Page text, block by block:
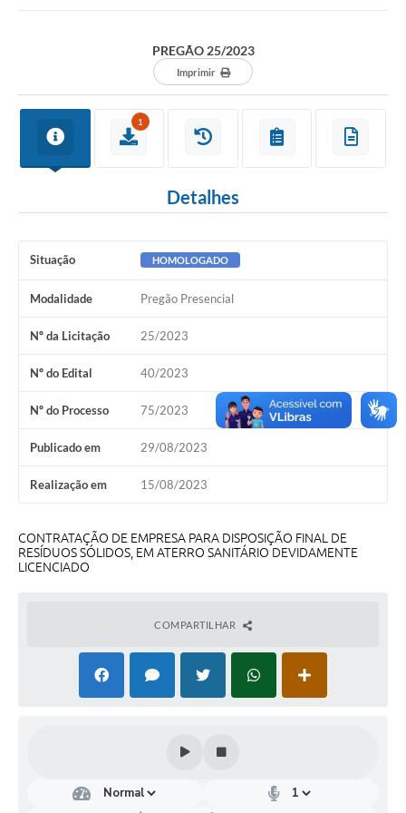
Ouvidoria
Conselhos
Plano Diretor de Tecnologia da Informação
Telefones Úteis
Sites utilitarios
Plantão Farmácias e Saúde
Coleta de exames laboratoriais
FAQ / Perguntas e Respostas Frequentes
PREGÃO 25/2023
Imprimir
1
Detalhes
Situação HOMOLOGADO
Modalidade Pregão Presencial
Nº da Licitação 25/2023
Nº do Edital 40/2023
Nº do Processo 75/2023
Publicado em 29/08/2023
Realização em 15/08/2023
CONTRATAÇÃO DE EMPRESA PARA DISPOSIÇÃO FINAL DE
RESÍDUOS SÓLIDOS, EM ATERRO SANITÁRIO DEVIDAMENTE
LICENCIADO
COMPARTILHAR